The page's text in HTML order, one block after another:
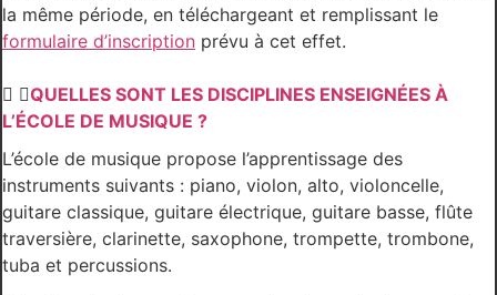
la même période, en téléchargeant et remplissant le
formulaire d’inscription prévu à cet effet.
QUELLES SONT LES DISCIPLINES ENSEIGNÉES À
L’ÉCOLE DE MUSIQUE ?
L’école de musique propose l’apprentissage des
instruments suivants : piano, violon, alto, violoncelle,
guitare classique, guitare électrique, guitare basse, flûte
traversière, clarinette, saxophone, trompette, trombone,
tuba et percussions.